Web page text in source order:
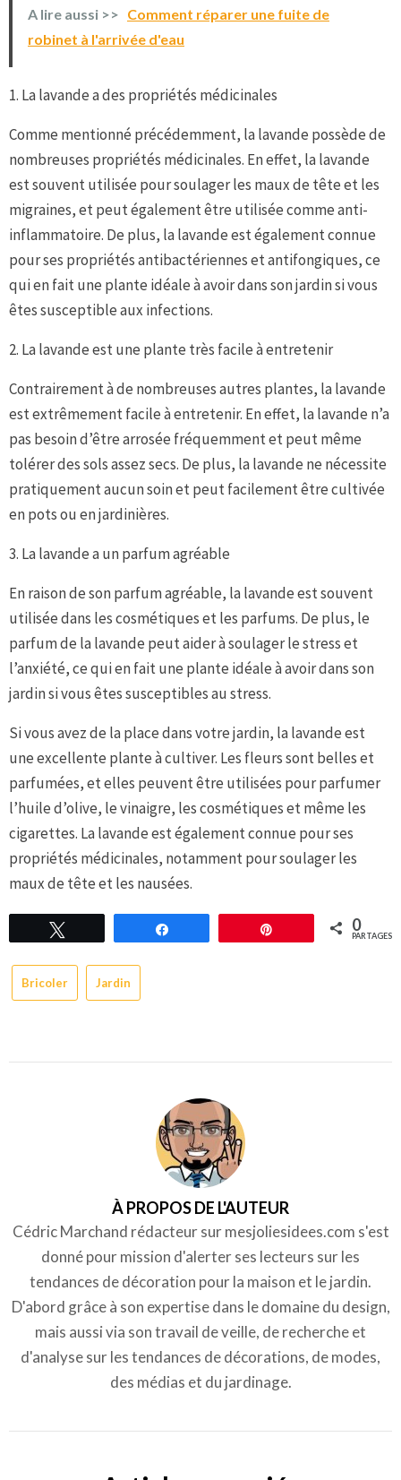
A lire aussi >> Comment réparer une fuite de
robinet à l'arrivée d'eau
1. La lavande a des propriétés médicinales
Comme mentionné précédemment, la lavande possède de
nombreuses propriétés médicinales. En effet, la lavande
est souvent utilisée pour soulager les maux de tête et les
migraines, et peut également être utilisée comme anti-
inflammatoire. De plus, la lavande est également connue
pour ses propriétés antibactériennes et antifongiques, ce
qui en fait une plante idéale à avoir dans son jardin si vous
êtes susceptible aux infections.
2. La lavande est une plante très facile à entretenir
Contrairement à de nombreuses autres plantes, la lavande
est extrêmement facile à entretenir. En effet, la lavande n’a
pas besoin d’être arrosée fréquemment et peut même
tolérer des sols assez secs. De plus, la lavande ne nécessite
pratiquement aucun soin et peut facilement être cultivée
en pots ou en jardinières.
3. La lavande a un parfum agréable
En raison de son parfum agréable, la lavande est souvent
utilisée dans les cosmétiques et les parfums. De plus, le
parfum de la lavande peut aider à soulager le stress et
l’anxiété, ce qui en fait une plante idéale à avoir dans son
jardin si vous êtes susceptibles au stress.
Si vous avez de la place dans votre jardin, la lavande est
une excellente plante à cultiver. Les fleurs sont belles et
parfumées, et elles peuvent être utilisées pour parfumer
l’huile d’olive, le vinaigre, les cosmétiques et même les
cigarettes. La lavande est également connue pour ses
propriétés médicinales, notamment pour soulager les
maux de tête et les nausées.
0
PARTAGES
Bricoler Jardin
À PROPOS DE L'AUTEUR
Cédric Marchand rédacteur sur mesjoliesidees.com s'est
donné pour mission d'alerter ses lecteurs sur les
tendances de décoration pour la maison et le jardin.
D'abord grâce à son expertise dans le domaine du design,
mais aussi via son travail de veille, de recherche et
d'analyse sur les tendances de décorations, de modes,
des médias et du jardinage.